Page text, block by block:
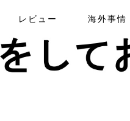
レビュー 海外事情